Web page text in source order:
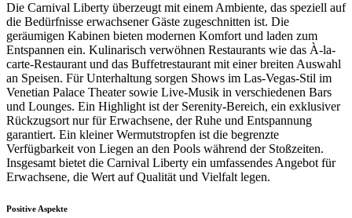
Die Carnival Liberty überzeugt mit einem Ambiente, das speziell auf
die Bedürfnisse erwachsener Gäste zugeschnitten ist. Die
geräumigen Kabinen bieten modernen Komfort und laden zum
Entspannen ein. Kulinarisch verwöhnen Restaurants wie das À-la-
carte-Restaurant und das Buffetrestaurant mit einer breiten Auswahl
an Speisen. Für Unterhaltung sorgen Shows im Las-Vegas-Stil im
Venetian Palace Theater sowie Live-Musik in verschiedenen Bars
und Lounges. Ein Highlight ist der Serenity-Bereich, ein exklusiver
Rückzugsort nur für Erwachsene, der Ruhe und Entspannung
garantiert. Ein kleiner Wermutstropfen ist die begrenzte
Verfügbarkeit von Liegen an den Pools während der Stoßzeiten.
Insgesamt bietet die Carnival Liberty ein umfassendes Angebot für
Erwachsene, die Wert auf Qualität und Vielfalt legen.
Positive Aspekte